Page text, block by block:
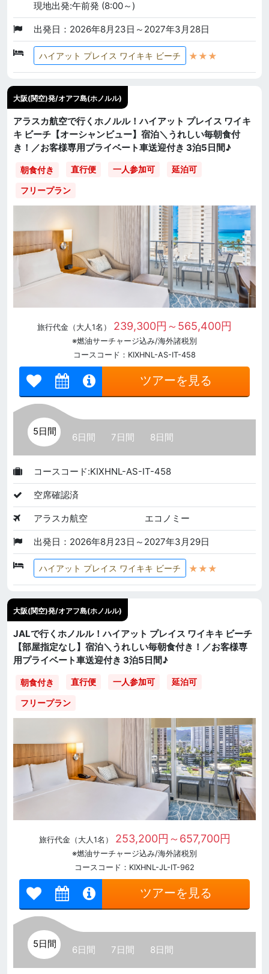
現地出発:午前発 (8:00～)
出発日：2026年8月23日～2027年3月28日
ハイアット プレイス ワイキキ ビーチ ★★★
大阪(関空)発/オアフ島(ホノルル)
アラスカ航空で行くホノルル！ハイアット プレイス ワイキ
キ ビーチ【オーシャンビュー】宿泊＼うれしい毎朝食付
き！／お客様専用プライベート車送迎付き 3泊5日間♪
朝食付き 直行便 一人参加可 延泊可
フリープラン
旅行代金（大人1名） 239,300円～565,400円
※燃油サーチャージ込み/海外諸税別
コースコード：KIXHNL-AS-IT-458
ツアーを見る
5日間
6日間 7日間 8日間
コースコード:KIXHNL-AS-IT-458
空席確認済
アラスカ航空 エコノミー
出発日：2026年8月23日～2027年3月29日
ハイアット プレイス ワイキキ ビーチ ★★★
大阪(関空)発/オアフ島(ホノルル)
JALで行くホノルル！ハイアット プレイス ワイキキ ビーチ
【部屋指定なし】宿泊＼うれしい毎朝食付き！／お客様専
用プライベート車送迎付き 3泊5日間♪
朝食付き 直行便 一人参加可 延泊可
フリープラン
旅行代金（大人1名） 253,200円～657,700円
※燃油サーチャージ込み/海外諸税別
コースコード：KIXHNL-JL-IT-962
ツアーを見る
5日間
6日間 7日間 8日間